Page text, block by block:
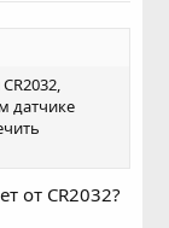
датчике
от CR2032?